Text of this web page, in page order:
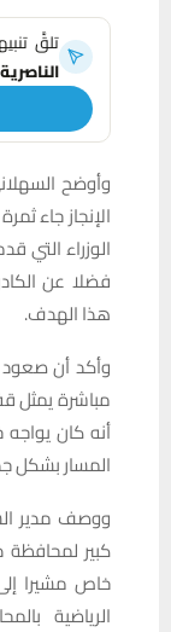
تلقَّ
الناصرية
وأوضح
الإنجاز جاء
الوزراء التي
فضلا عن
هذا الهدف.
وأكد أن صعود
مباشرة يمثل
أنه كان
المسار بشكل
ووصف مدير
كبير
خاص مشيرا
الرياضية